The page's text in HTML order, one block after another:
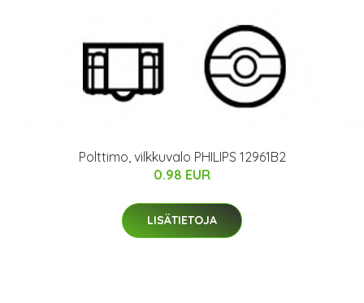
Polttimo, vilkkuvalo PHILIPS 12961B2
0.98 EUR
LISÄTIETOJA